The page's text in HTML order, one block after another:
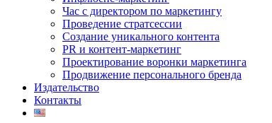
Час с директором по маркетингу
Проведение стратсессии
Создание уникального контента
PR и контент-маркетинг
Проектирование воронки маркетинга
Продвижение персонального бренда
Издательство
Контакты